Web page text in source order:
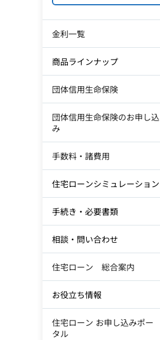
金利一覧
商品ラインナップ
団体信用生命保険
団体信用生命保険のお申し込
み
手数料・諸費用
住宅ローンシミュレーション
手続き・必要書類
相談・問い合わせ
住宅ローン 総合案内
お役立ち情報
住宅ローン お申し込みポー
タル